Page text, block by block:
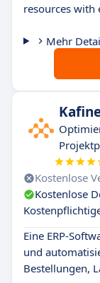
resources with
Mehr
Kostenlose
Kostenlose
Eine ERP-
und
Bestellungen,